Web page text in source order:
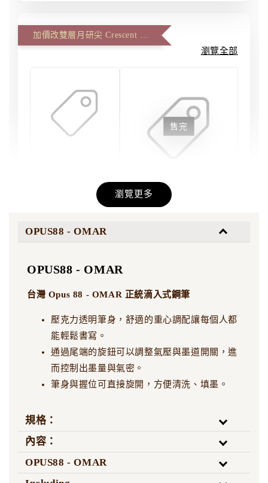
加價改雙層月研尖 Crescent Master、雙面反面尖 Artist Master (一筆一尖)
瀏覽全部
層月研尖 #6 大
NT$ 7,500
售完
刀劍磨匠坊 - 雙層雙面
NT$ 7,500
瀏覽更多
OPUS88 - OMAR
OPUS88 - OMAR
台灣 Opus 88 - OMAR 正統滴入式鋼筆
壓克力透明筆身，舒適的重心調配讓每個人都
能輕鬆書寫。
通過尾端的旋鈕可以調整氣壓與墨道開關，進
而控制出墨量與氣密。
筆身與握位可直接旋開，方便清洗、填墨。
規格：
內容：
OPUS88 - OMAR